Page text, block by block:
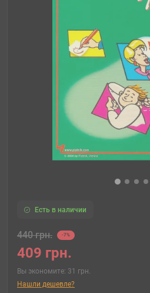
Есть в наличии
440 грн. -7%
409 грн.
Вы экономите: 31 грн.
Нашли дешевле?